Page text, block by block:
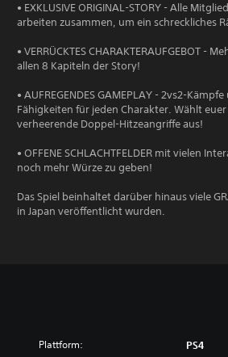
• EXKLUSIVE ORIGINAL-STORY - Alle
arbeiten zusammen, um ein schreckliches
• VERRÜCKTES CHARAKTERAUFGEBOT -
allen 8 Kapiteln der Story!
• AUFREGENDES GAMEPLAY - 2vs2-
Fähigkeiten für jeden Charakter. Wählt
verheerende Doppel-Hitzeangriffe aus!
• OFFENE SCHLACHTFELDER mit vielen
noch mehr Würze zu geben!
Das Spiel beinhaltet darüber hinaus viele
in Japan veröffentlicht wurden.
Plattform: PS4